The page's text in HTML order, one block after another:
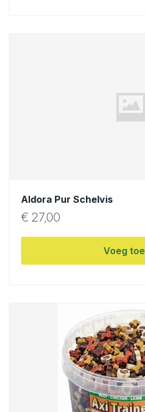
Aldora Pur Schelvis
€ 27,00
Voeg toe